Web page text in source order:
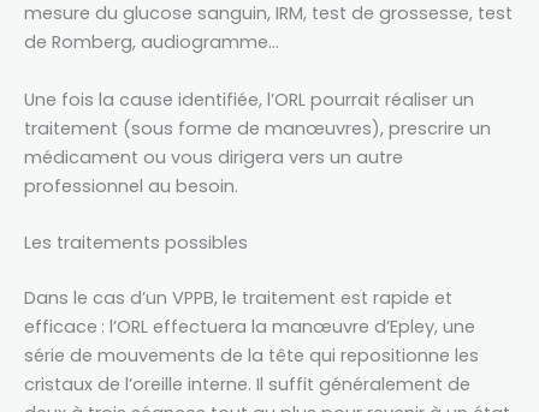
mesure du glucose sanguin, IRM, test de grossesse, test
de Romberg, audiogramme…
Une fois la cause identifiée, l’ORL pourrait réaliser un
traitement (sous forme de manœuvres), prescrire un
médicament ou vous dirigera vers un autre
professionnel au besoin.
Les traitements possibles
Dans le cas d’un VPPB, le traitement est rapide et
efficace : l’ORL effectuera la manœuvre d’Epley, une
série de mouvements de la tête qui repositionne les
cristaux de l’oreille interne. Il suffit généralement de